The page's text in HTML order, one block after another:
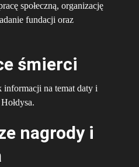
społeczną, organizację
fundacji oraz
śmierci
informacji na temat daty i
nagrody i